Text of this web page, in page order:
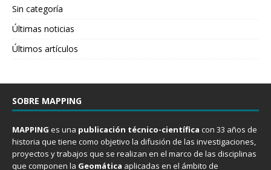
Sin categoría
Últimas noticias
Últimos artículos
SOBRE MAPPING
MAPPING es una publicación técnico-científica con 33 años de
historia que tiene como objetivo la difusión de las investigaciones,
proyectos y trabajos que se realizan en el marco de las disciplinas
que componen la Geomática aplicadas en el ámbito de